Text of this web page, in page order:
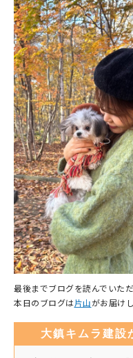
最後までブログを読んでいた
本日のブログは片山がお届け
大鎮キムラ建設